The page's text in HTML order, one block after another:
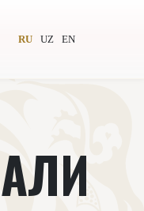
RU UZ EN
общество